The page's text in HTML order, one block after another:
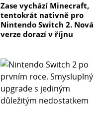
Zase vychází Minecraft,
tentokrát nativně pro
Nintendo Switch 2. Nová
verze dorazí v říjnu